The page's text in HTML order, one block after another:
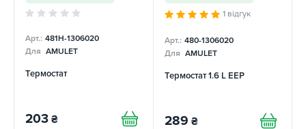
Арт.: 481H-1306020
Для AMULET
Термостат
203 ₴
1 відгук
Арт.: 480-1306020
Для AMULET
Термостат 1.6 L EEP
289 ₴